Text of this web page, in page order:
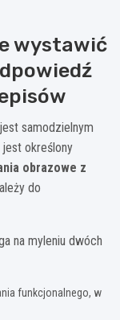
wystawić
samodzielnym
określony
obrazowe z
do
na myleniu dwóch
funkcjonalnego, w